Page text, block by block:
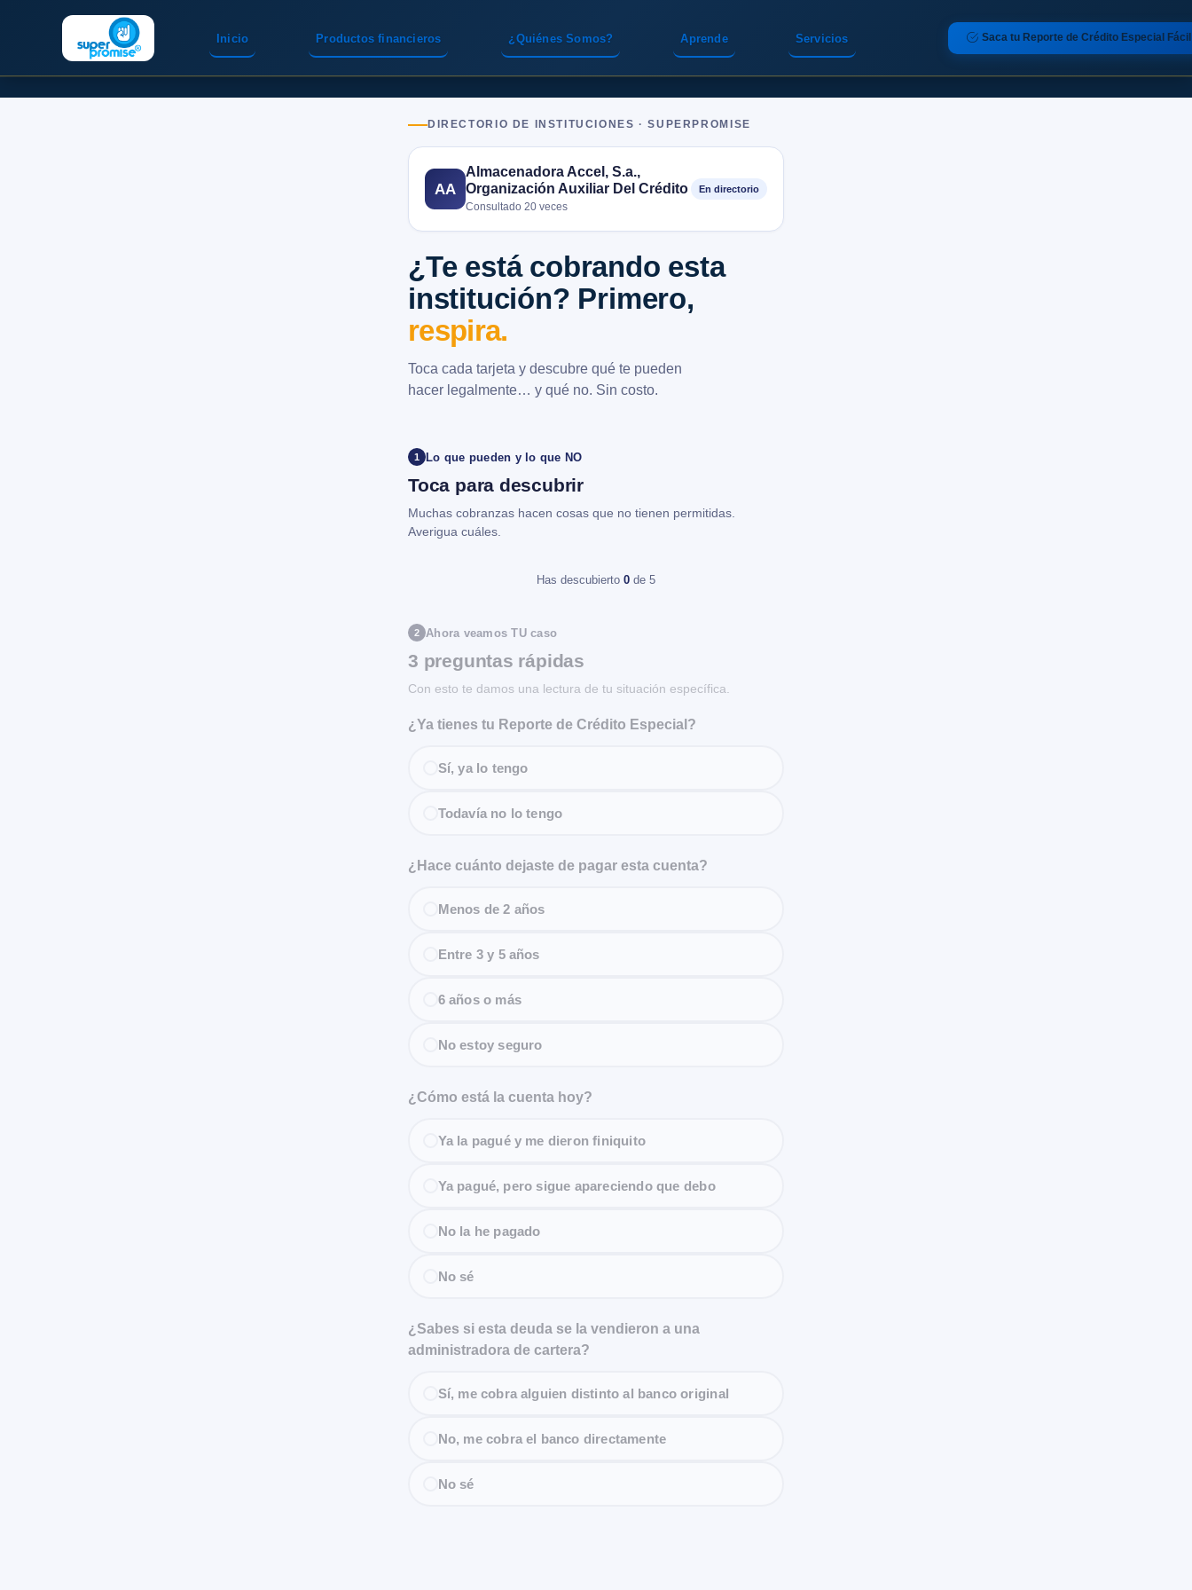
Inicio Servicios
Productos financieros ¿Quiénes Somos? Aprende Saca tu Reporte de Crédito Especial Fácil
DIRECTORIO DE INSTITUCIONES · SUPERPROMISE
AA
Almacenadora Accel, S.a.,
Organización Auxiliar Del Crédito
Consultado 20 veces
En directorio
¿Te está cobrando esta
institución? Primero,
respira.
Toca cada tarjeta y descubre qué te pueden
hacer legalmente… y qué no. Sin costo.
1 Lo que pueden y lo que NO
Toca para descubrir
Muchas cobranzas hacen cosas que no tienen permitidas.
Averigua cuáles.
Has descubierto 0 de 5
2 Ahora veamos TU caso
3 preguntas rápidas
Con esto te damos una lectura de tu situación específica.
¿Ya tienes tu Reporte de Crédito Especial?
Sí, ya lo tengo
Todavía no lo tengo
¿Hace cuánto dejaste de pagar esta cuenta?
Menos de 2 años
Entre 3 y 5 años
6 años o más
No estoy seguro
¿Cómo está la cuenta hoy?
Ya la pagué y me dieron finiquito
Ya pagué, pero sigue apareciendo que debo
No la he pagado
No sé
¿Sabes si esta deuda se la vendieron a una
administradora de cartera?
Sí, me cobra alguien distinto al banco original
No, me cobra el banco directamente
No sé